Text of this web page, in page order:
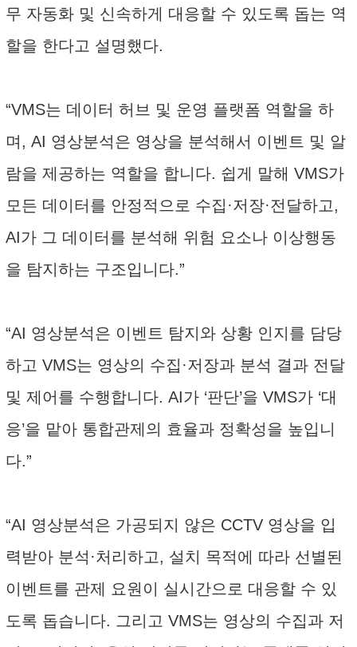
무 자동화 및 신속하게 대응할 수 있도록 돕는 역
할을 한다고 설명했다.
“VMS는 데이터 허브 및 운영 플랫폼 역할을 하
며, AI 영상분석은 영상을 분석해서 이벤트 및 알
람을 제공하는 역할을 합니다. 쉽게 말해 VMS가
모든 데이터를 안정적으로 수집·저장·전달하고,
AI가 그 데이터를 분석해 위험 요소나 이상행동
을 탐지하는 구조입니다.”
“AI 영상분석은 이벤트 탐지와 상황 인지를 담당
하고 VMS는 영상의 수집·저장과 분석 결과 전달
및 제어를 수행합니다. AI가 ‘판단’을 VMS가 ‘대
응’을 맡아 통합관제의 효율과 정확성을 높입니
다.”
“AI 영상분석은 가공되지 않은 CCTV 영상을 입
력받아 분석·처리하고, 설치 목적에 따라 선별된
이벤트를 관제 요원이 실시간으로 대응할 수 있
도록 돕습니다. 그리고 VMS는 영상의 수집과 저